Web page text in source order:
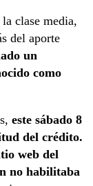
clase media,
del aporte
un
como
este sábado 8
del crédito.
web del
no habilitaba